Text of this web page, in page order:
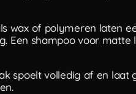
wax of polymeren laten
Een shampoo voor matte
spoelt volledig af en